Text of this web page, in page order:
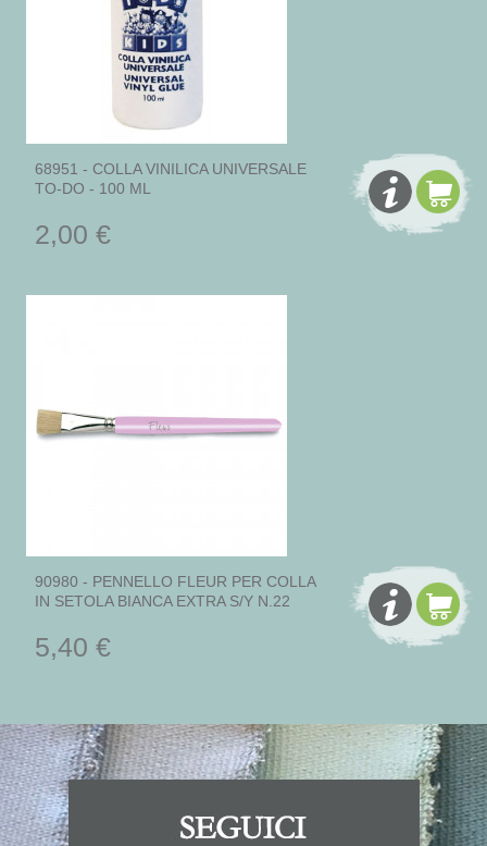
68951 - COLLA VINILICA UNIVERSALE
TO-DO - 100 ML
2,00 €
90980 - PENNELLO FLEUR PER COLLA
IN SETOLA BIANCA EXTRA S/Y N.22
5,40 €